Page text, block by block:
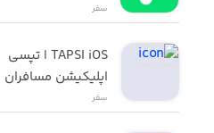
سفر
اپلیکیشن مسافران
سفر